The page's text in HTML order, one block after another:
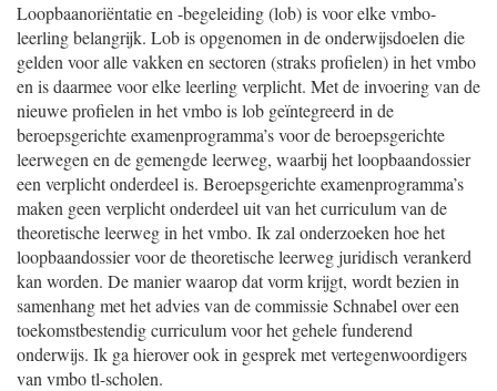
Loopbaanoriëntatie en -begeleiding (lob) is voor elke vmbo-
leerling belangrijk. Lob is opgenomen in de onderwijsdoelen die
gelden voor alle vakken en sectoren (straks profielen) in het vmbo
en is daarmee voor elke leerling verplicht. Met de invoering van de
nieuwe profielen in het vmbo is lob geïntegreerd in de
beroepsgerichte examenprogramma’s voor de beroepsgerichte
leerwegen en de gemengde leerweg, waarbij het loopbaandossier
een verplicht onderdeel is. Beroepsgerichte examenprogramma’s
maken geen verplicht onderdeel uit van het curriculum van de
theoretische leerweg in het vmbo. Ik zal onderzoeken hoe het
loopbaandossier voor de theoretische leerweg juridisch verankerd
kan worden. De manier waarop dat vorm krijgt, wordt bezien in
samenhang met het advies van de commissie Schnabel over een
toekomstbestendig curriculum voor het gehele funderend
onderwijs. Ik ga hierover ook in gesprek met vertegenwoordigers
van vmbo tl-scholen.